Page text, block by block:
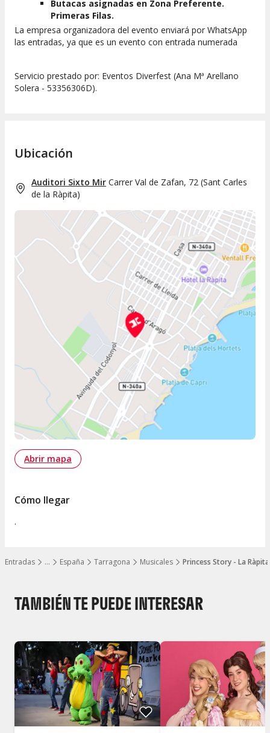
…
Mostrar todos los niveles
Entradas España Tarragona Musicales Princess Story - La Ràpita
Butacas asignadas en Zona Preferente.
Primeras Filas.
La empresa organizadora del evento enviará por WhatsApp
las entradas, ya que es un evento con entrada numerada
Servicio prestado por: Eventos Diverfest (Ana Mª Arellano
Solera - 53356306D).
Ubicación
Auditori Sixto Mir Carrer Val de Zafan, 72 (Sant Carles
de la Ràpita)
Abrir mapa
Cómo llegar
.
TAMBIÉN TE PUEDE INTERESAR